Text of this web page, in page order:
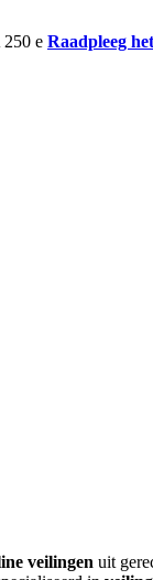
Raadpleeg
veilingen uit